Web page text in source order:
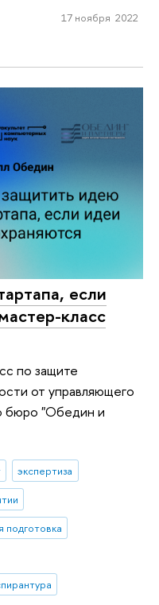
17 ноября 2022
если
класс
по защите
от управляющего
бюро "Обедин и
экспертиза
подготовка